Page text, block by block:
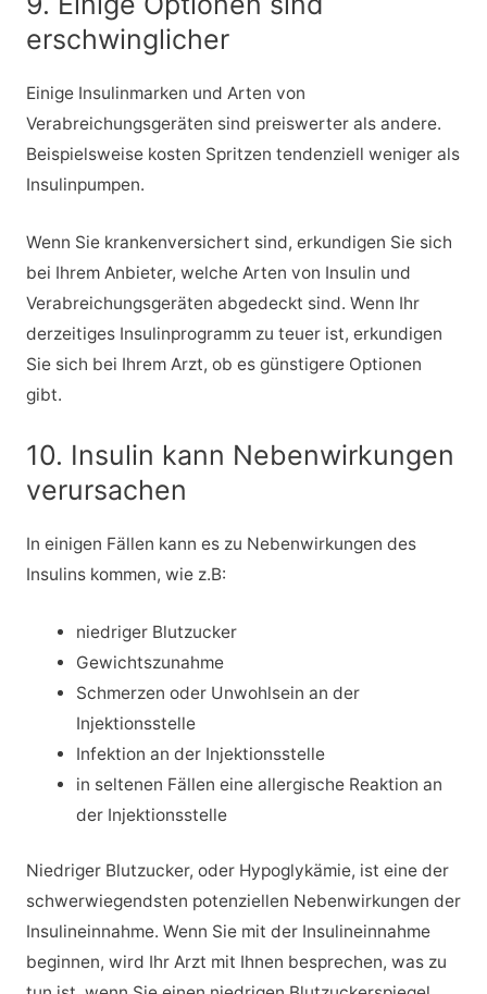
erschwinglicher
Einige Insulinmarken und Arten von
Verabreichungsgeräten sind preiswerter als andere.
Beispielsweise kosten Spritzen tendenziell weniger als
Insulinpumpen.
Wenn Sie krankenversichert sind, erkundigen Sie sich
bei Ihrem Anbieter, welche Arten von Insulin und
Verabreichungsgeräten abgedeckt sind. Wenn Ihr
derzeitiges Insulinprogramm zu teuer ist, erkundigen
Sie sich bei Ihrem Arzt, ob es günstigere Optionen
gibt.
10. Insulin kann Nebenwirkungen
verursachen
In einigen Fällen kann es zu Nebenwirkungen des
Insulins kommen, wie z.B:
niedriger Blutzucker
Gewichtszunahme
Schmerzen oder Unwohlsein an der
Injektionsstelle
Infektion an der Injektionsstelle
in seltenen Fällen eine allergische Reaktion an
der Injektionsstelle
Niedriger Blutzucker, oder Hypoglykämie, ist eine der
schwerwiegendsten potenziellen Nebenwirkungen der
Insulineinnahme. Wenn Sie mit der Insulineinnahme
beginnen, wird Ihr Arzt mit Ihnen besprechen, was zu